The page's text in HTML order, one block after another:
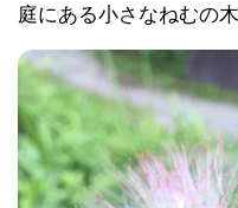
庭にある小さなねむの